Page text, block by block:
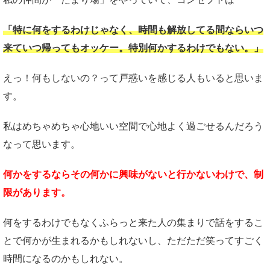
「特に何をするわけじゃなく、時間も解放してる間ならいつ
来ていつ帰ってもオッケー。特別何かするわけでもない。」
えっ！何もしないの？って戸惑いを感じる人もいると思いま
す。
私はめちゃめちゃ心地いい空間で心地よく過ごせるんだろう
なって思います。
何かをするならその何かに興味がないと行かないわけで、制
限があります。
何をするわけでもなくふらっと来た人の集まりで話をするこ
とで何かが生まれるかもしれないし、ただただ笑ってすごく
時間になるのかもしれない。